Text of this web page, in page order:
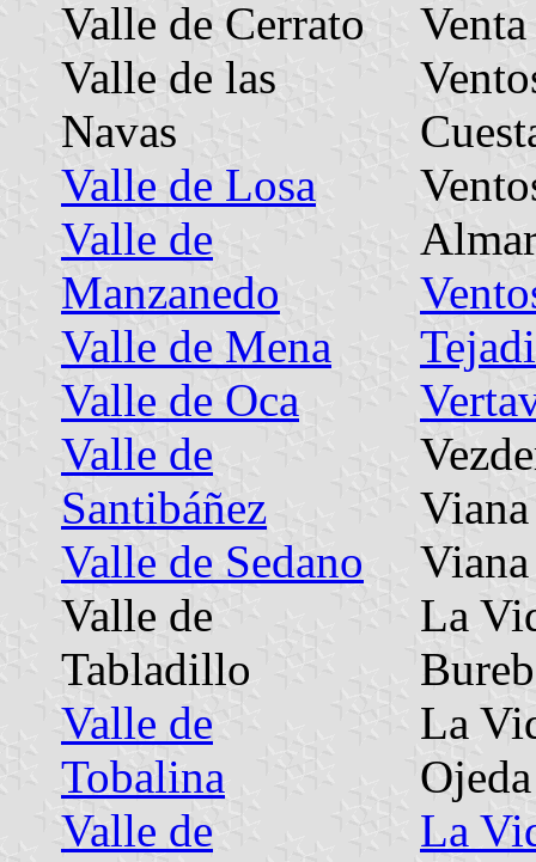
Valle de Cerrato
Valle de las
Navas
Valle de Losa
Valle de
Manzanedo
Valle de Mena
Valle de Oca
Valle de
Santibáñez
Valle de Sedano
Valle de
Tabladillo
Valle de
Tobalina
Valle de
La
La
Ojeda
La